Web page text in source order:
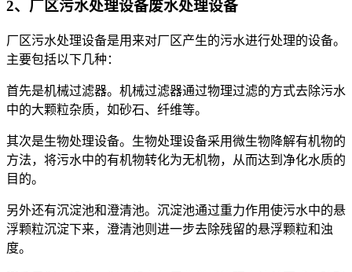
2、厂区污水处理设备废水处理设备
厂区污水处理设备是用来对厂区产生的污水进行处理的设备。
主要包括以下几种：
首先是机械过滤器。机械过滤器通过物理过滤的方式去除污水
中的大颗粒杂质，如砂石、纤维等。
其次是生物处理设备。生物处理设备采用微生物降解有机物的
方法，将污水中的有机物转化为无机物，从而达到净化水质的
目的。
另外还有沉淀池和澄清池。沉淀池通过重力作用使污水中的悬
浮颗粒沉淀下来，澄清池则进一步去除残留的悬浮颗粒和浊
度。